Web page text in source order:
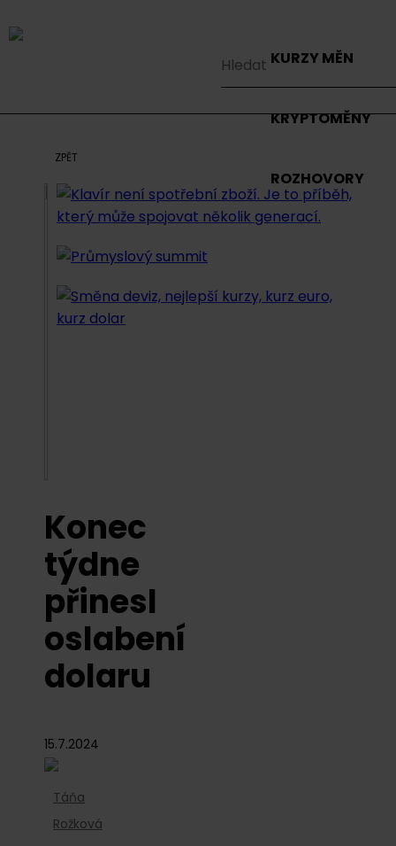
KURZY MĚN
KRYPTOMĚNY
ROZHOVORY
ZPĚT
Konec
týdne
přinesl
oslabení
dolaru
15.7.2024
Táňa
Rožková